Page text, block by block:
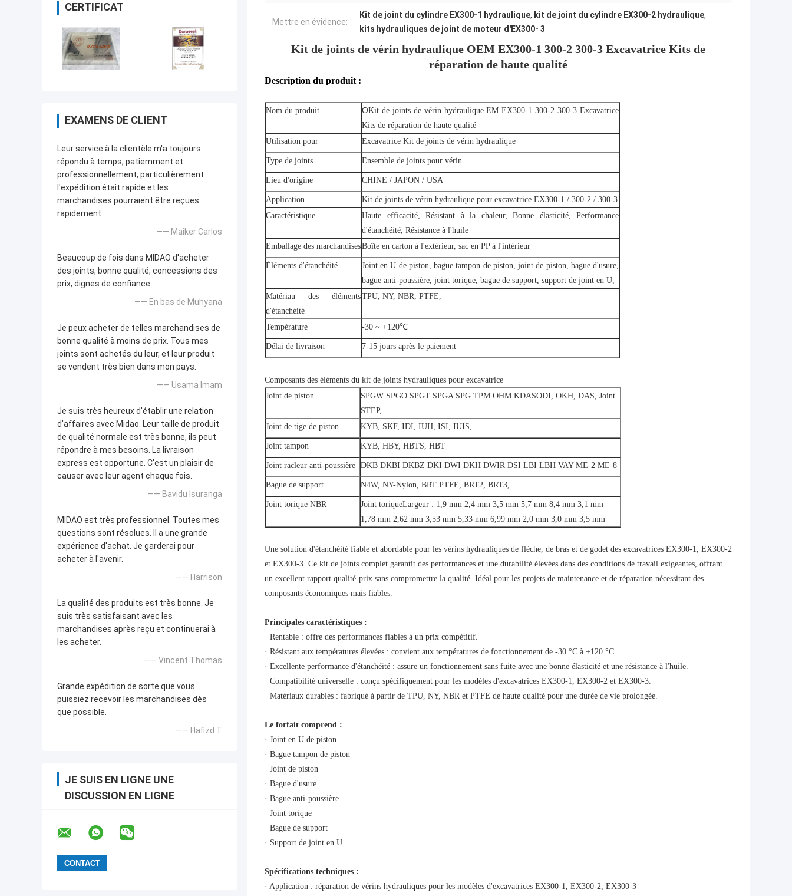
CERTIFICAT
EXAMENS DE CLIENT
Leur service à la clientèle m'a toujours
répondu à temps, patiemment et
professionnellement, particulièrement
l'expédition était rapide et les
marchandises pourraient être reçues
rapidement
—— Maiker Carlos
Beaucoup de fois dans MIDAO d'acheter
des joints, bonne qualité, concessions des
prix, dignes de confiance
—— En bas de Muhyana
Je peux acheter de telles marchandises de
bonne qualité à moins de prix. Tous mes
joints sont achetés du leur, et leur produit
se vendent très bien dans mon pays.
—— Usama Imam
Je suis très heureux d'établir une relation
d'affaires avec Midao. Leur taille de produit
de qualité normale est très bonne, ils peut
répondre à mes besoins. La livraison
express est opportune. C'est un plaisir de
causer avec leur agent chaque fois.
—— Bavidu Isuranga
MIDAO est très professionnel. Toutes mes
questions sont résolues. Il a une grande
expérience d'achat. Je garderai pour
acheter à l'avenir.
—— Harrison
La qualité des produits est très bonne. Je
suis très satisfaisant avec les
marchandises après reçu et continuerai à
les acheter.
—— Vincent Thomas
Grande expédition de sorte que vous
puissiez recevoir les marchandises dès
que possible.
—— Hafizd T
JE SUIS EN LIGNE UNE
DISCUSSION EN LIGNE
Mettre en évidence:
Kit de joint du cylindre EX300-1 hydraulique, kit de joint du cylindre EX300-2 hydraulique,
kits hydrauliques de joint de moteur d'EX300- 3
Kit de joints de vérin hydraulique OEM EX300-1 300-2 300-3 Excavatrice Kits de
réparation de haute qualité
Description du produit :
Nom du produit OKit de joints de vérin hydraulique EM EX300-1 300-2 300-3 Excavatrice
Kits de réparation de haute qualité
Utilisation pour
Excavatrice Kit de joints de vérin hydraulique
Type de joints Ensemble de joints pour vérin
Lieu d'origine CHINE / JAPON / USA
Application
Kit de joints de vérin hydraulique pour excavatrice EX300-1 / 300-2 / 300-3
Caractéristique
Haute efficacité, Résistant à la chaleur, Bonne élasticité, Performance
d'étanchéité, Résistance à l'huile
Emballage des marchandisesBoîte en carton à l'extérieur, sac en PP à l'intérieur
Éléments d'étanchéité
Joint en U de piston, bague tampon de piston, joint de piston, bague d'usure,
bague anti-poussière, joint torique, bague de support, support de joint en U,
Matériau des éléments
d'étanchéité
TPU, NY, NBR, PTFE,
Température -30 ~ +120℃
Délai de livraison 7-15 jours après le paiement
Composants des éléments du kit de joints hydrauliques pour excavatrice
Joint de piston
SPGW SPGO SPGT SPGA SPG TPM OHM KDASODI, OKH, DAS, Joint
STEP,
Joint de tige de piston
KYB, SKF, IDI, IUH, ISI, IUIS,
Joint tampon KYB, HBY, HBTS, HBT
Joint racleur anti-poussière DKB DKBI DKBZ DKI DWI DKH DWIR DSI LBI LBH VAY ME-2 ME-8
Bague de support N4W, NY-Nylon, BRT PTFE, BRT2, BRT3,
Joint torique NBR Joint toriqueLargeur : 1,9 mm 2,4 mm 3,5 mm 5,7 mm 8,4 mm 3,1 mm
1,78 mm 2,62 mm 3,53 mm 5,33 mm 6,99 mm 2,0 mm 3,0 mm 3,5 mm
Une solution d'étanchéité fiable et abordable pour les vérins hydrauliques de flèche, de bras et de godet des excavatrices EX300-1, EX300-2
et EX300-3. Ce kit de joints complet garantit des performances et une durabilité élevées dans des conditions de travail exigeantes, offrant
un excellent rapport qualité-prix sans compromettre la qualité. Idéal pour les projets de maintenance et de réparation nécessitant des
composants économiques mais fiables.
Principales caractéristiques :
· Rentable : offre des performances fiables à un prix compétitif.
· Résistant aux températures élevées : convient aux températures de fonctionnement de -30 °C à +120 °C.
· Excellente performance d'étanchéité : assure un fonctionnement sans fuite avec une bonne élasticité et une résistance à l'huile.
· Compatibilité universelle : conçu spécifiquement pour les modèles d'excavatrices EX300-1, EX300-2 et EX300-3.
· Matériaux durables : fabriqué à partir de TPU, NY, NBR et PTFE de haute qualité pour une durée de vie prolongée.
Le forfait comprend :
· Joint en U de piston
· Bague tampon de piston
· Joint de piston
· Bague d'usure
· Bague anti-poussière
· Joint torique
· Bague de support
· Support de joint en U
Spécifications techniques :
· Application : réparation de vérins hydrauliques pour les modèles d'excavatrices EX300-1, EX300-2, EX300-3